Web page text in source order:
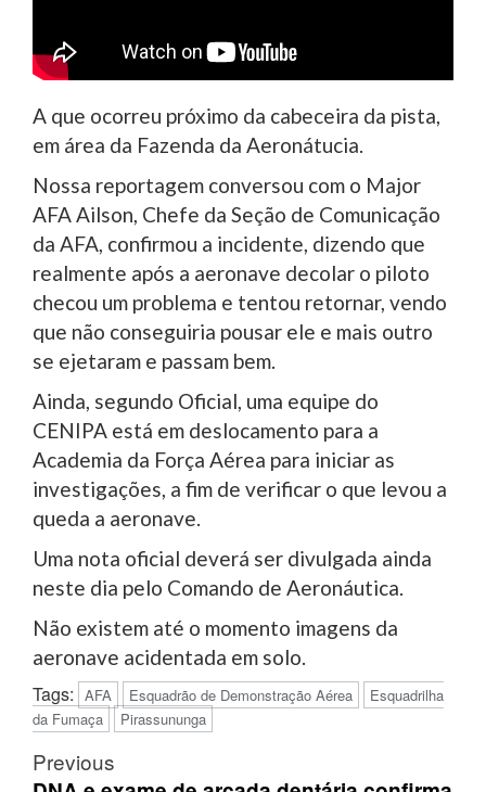
A que ocorreu próximo da cabeceira da pista,
em área da Fazenda da Aeronátucia.
Nossa reportagem conversou com o Major
AFA Ailson, Chefe da Seção de Comunicação
da AFA, confirmou a incidente, dizendo que
realmente após a aeronave decolar o piloto
checou um problema e tentou retornar, vendo
que não conseguiria pousar ele e mais outro
se ejetaram e passam bem.
Ainda, segundo Oficial, uma equipe do
CENIPA está em deslocamento para a
Academia da Força Aérea para iniciar as
investigações, a fim de verificar o que levou a
queda a aeronave.
Uma nota oficial deverá ser divulgada ainda
neste dia pelo Comando de Aeronáutica.
Não existem até o momento imagens da
aeronave acidentada em solo.
Tags: AFA Esquadrão de Demonstração Aérea
Esquadrilha
da Fumaça
Pirassununga
Post
Previous